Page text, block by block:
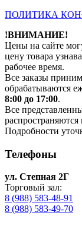
ПОЛИТИКА
!ВНИМАНИЕ!
Цены на сайте
цену товара
рабочее время.
Все заказы
обрабатываются
8:00 до 17:00.
Все
Подробности
Телефоны
ул. Степная 2Г
Торговый зал:
8 (988) 583-48-91
8 (988) 583-49-70